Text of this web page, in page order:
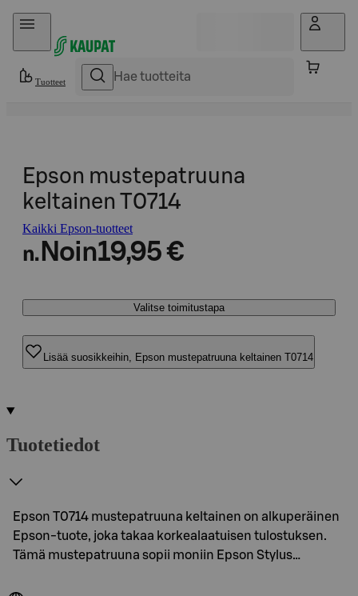
Hyppää sisältöön
Tuotteet
Epson mustepatruuna
keltainen T0714
Kaikki Epson-tuotteet
n. Noin19,95 €
Valitse toimitustapa
Lisää suosikkeihin, Epson mustepatruuna keltainen T0714
Tuotetiedot
Epson T0714 mustepatruuna keltainen on alkuperäinen
Epson-tuote, joka takaa korkealaatuisen tulostuksen.
Tämä mustepatruuna sopii moniin Epson Stylus…